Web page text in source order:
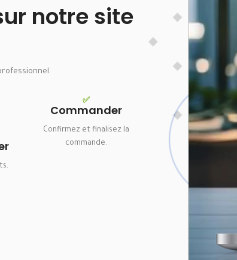
notre site
✅
Commander
Confirmez et finalisez la
commande.